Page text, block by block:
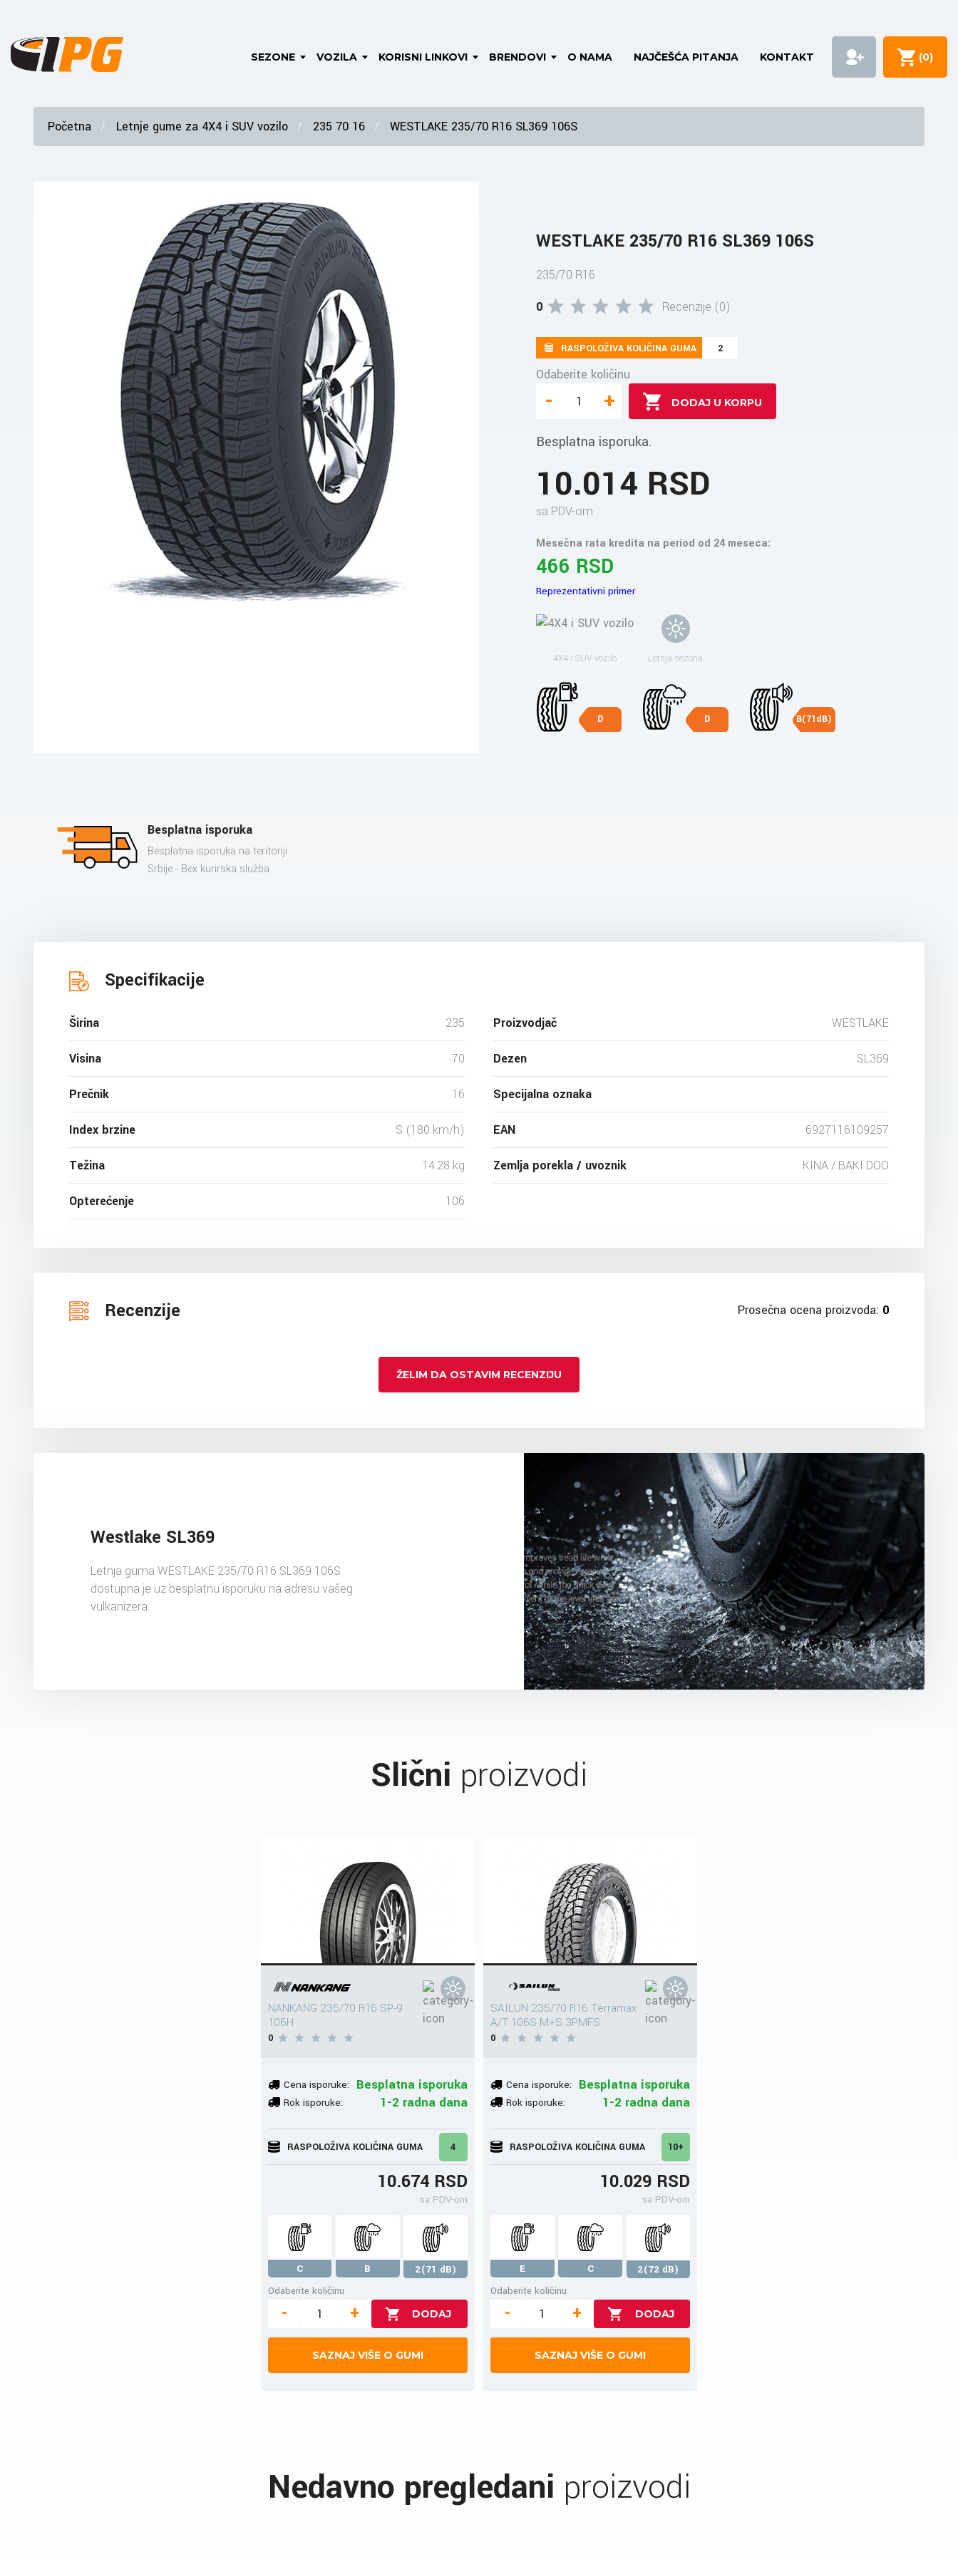
SEZONE VOZILA KORISNI LINKOVI BRENDOVI O NAMA NAJČEŠĆA PITANJA KONTAKT (0)
Početna Letnje gume za 4X4 i SUV vozilo 235 70 16 WESTLAKE 235/70 R16 SL369 106S
WESTLAKE 235/70 R16 SL369 106S
235/70 R16
0
Recenzije (0)
RASPOLOŽIVA KOLIČINA GUMA 2
Odaberite količinu
- +
Besplatna isporuka.
10.014 RSD
sa PDV-om
Mesečna rata kredita na period od 24 meseca:
466 RSD
Reprezentativni primer
4X4 i SUV vozilo Letnja sezona
D D B(71dB)
Besplatna isporuka
Besplatna isporuka na teritoriji
Srbije - Bex kurirska služba
Specifikacije
Širina 235
Visina 70
Prečnik 16
Index brzine S (180 km/h)
Težina 14.28 kg
Opterećenje 106
Proizvodjač WESTLAKE
Dezen SL369
Specijalna oznaka
EAN 6927116109257
Zemlja porekla / uvoznik KINA / BAKI DOO
Recenzije Prosečna ocena proizvoda: 0
ŽELIM DA OSTAVIM RECENZIJU
Westlake SL369
Letnja guma WESTLAKE 235/70 R16 SL369 106S
dostupna je uz besplatnu isporuku na adresu vašeg
vulkanizera.
Slični proizvodi
NANKANG 235/70 R16 SP-9
106H
0
Cena isporuke: Besplatna isporuka
Rok isporuke: 1-2 radna dana
RASPOLOŽIVA KOLIČINA GUMA 4
10.674 RSD
sa PDV-om
C B
2(71 dB)
Odaberite količinu
- +
SAZNAJ VIŠE O GUMI
SAILUN 235/70 R16 Terramax
A/T 106S M+S 3PMFS
0
Cena isporuke: Besplatna isporuka
Rok isporuke: 1-2 radna dana
RASPOLOŽIVA KOLIČINA GUMA 10+
10.029 RSD
sa PDV-om
E C
2(72 dB)
Odaberite količinu
- +
SAZNAJ VIŠE O GUMI
Nedavno pregledani proizvodi